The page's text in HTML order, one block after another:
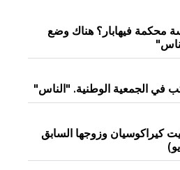
محكمة فيهابار؟ هناك وضع
في الجمعية الوطنية. "الناس"
كيراكوسيان وزوجها السابق